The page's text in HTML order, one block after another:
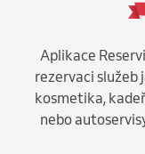
Aplikace
rezervaci služeb
kosmetika,
nebo